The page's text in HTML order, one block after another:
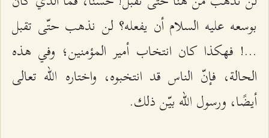
بوسعه عليه السلام أن يفعله؟ لن نذهب حتّى تقبل
...! فهكذا كان انتخاب أمير المؤمنين؛ وفي هذه
الحالة، فإنّ الناس قد انتخبوه، واختاره الله تعالى
أيضًا، ورسول الله بيّن ذلك.